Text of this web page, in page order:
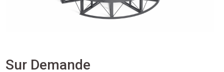
Sur Demande